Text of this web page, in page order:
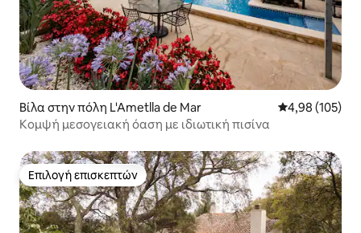
Βίλα στην πόλη L'Ametlla de Mar Μέση
4,98 (105)
Κομψή μεσογειακή όαση με ιδιωτική πισίνα
Επιλογή επισκεπτών
Επιλογή επισκεπτών